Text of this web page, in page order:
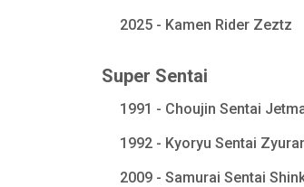
2025 - Kamen Rider Zeztz
Super Sentai
1991 - Choujin Sentai
1992 - Kyoryu Sentai
2009 - Samurai Sentai